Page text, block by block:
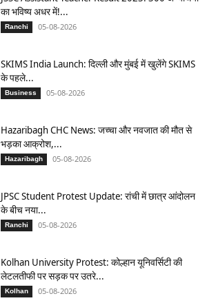
का भविष्य अधर में!...
Ranchi 05-08-2026
SKIMS India Launch: दिल्ली और मुंबई में खुलेंगे SKIMS
के पहले...
Business 05-08-2026
Hazaribagh CHC News: जच्चा और नवजात की मौत से
भड़का आक्रोश,...
Hazaribagh 05-08-2026
JPSC Student Protest Update: रांची में छात्र आंदोलन
के बीच नया...
Ranchi 05-08-2026
Kolhan University Protest: कोल्हान यूनिवर्सिटी की
लेटलतीफी पर सड़क पर उतरे...
Kolhan 05-08-2026